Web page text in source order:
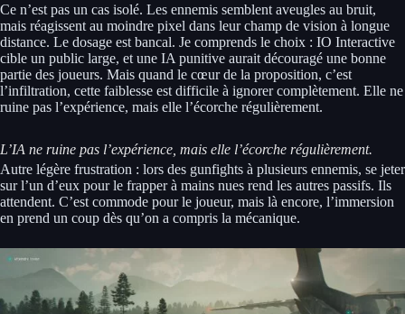
Ce n’est pas un cas isolé. Les ennemis semblent aveugles au bruit,
mais réagissent au moindre pixel dans leur champ de vision à longue
distance. Le dosage est bancal. Je comprends le choix : IO Interactive
cible un public large, et une IA punitive aurait découragé une bonne
partie des joueurs. Mais quand le cœur de la proposition, c’est
l’infiltration, cette faiblesse est difficile à ignorer complètement. Elle ne
ruine pas l’expérience, mais elle l’écorche régulièrement.
L’IA ne ruine pas l’expérience, mais elle l’écorche régulièrement.
Autre légère frustration : lors des gunfights à plusieurs ennemis, se jeter
sur l’un d’eux pour le frapper à mains nues rend les autres passifs. Ils
attendent. C’est commode pour le joueur, mais là encore, l’immersion
en prend un coup dès qu’on a compris la mécanique.